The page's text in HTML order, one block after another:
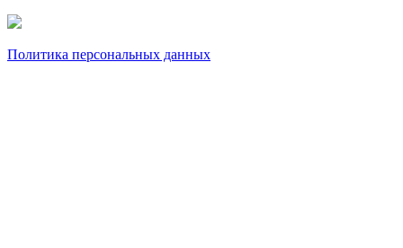
Политика персональных данных